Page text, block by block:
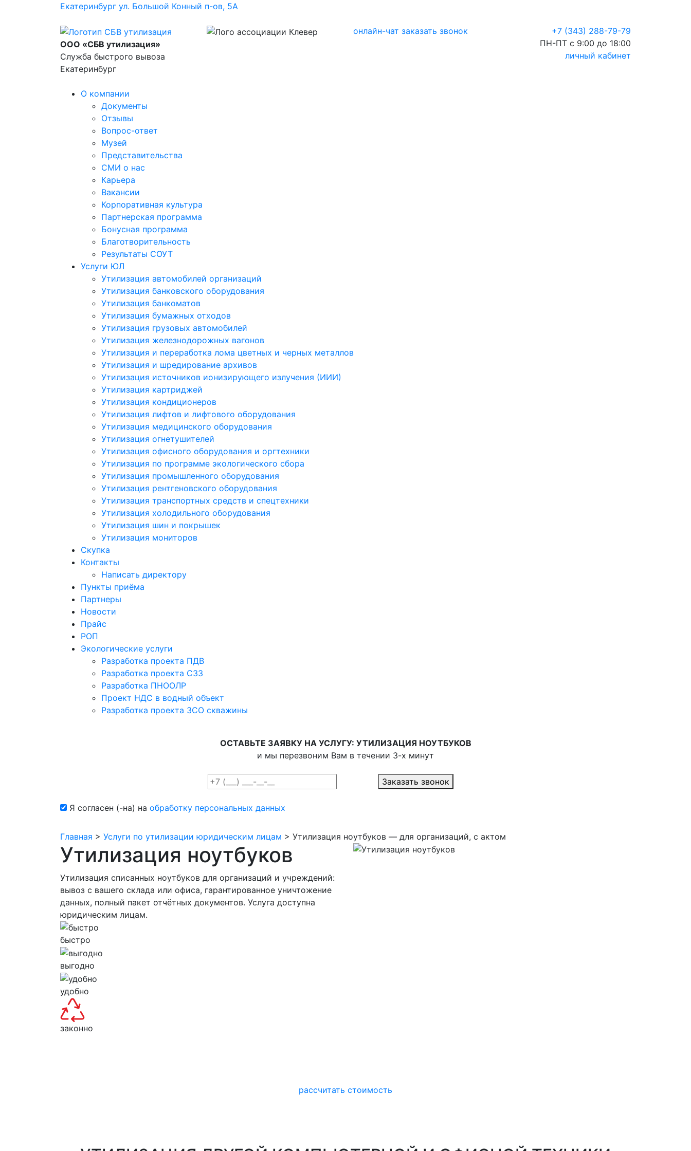
Екатеринбург ул. Большой Конный п-ов, 5А
ООО «СБВ утилизация»
Служба быстрого вывоза
Екатеринбург
онлайн-чат заказать звонок
+7 (343) 288-79-79
ПН-ПТ с 9:00 до 18:00
личный кабинет
О компании
Документы
Отзывы
Вопрос-ответ
Музей
Представительства
СМИ о нас
Карьера
Вакансии
Корпоративная культура
Партнерская программа
Бонусная программа
Благотворительность
Результаты СОУТ
Услуги ЮЛ
Утилизация автомобилей организаций
Утилизация банковского оборудования
Утилизация банкоматов
Утилизация бумажных отходов
Утилизация грузовых автомобилей
Утилизация железнодорожных вагонов
Утилизация и переработка лома цветных и черных металлов
Утилизация и шредирование архивов
Утилизация источников ионизирующего излучения (ИИИ)
Утилизация картриджей
Утилизация кондиционеров
Утилизация лифтов и лифтового оборудования
Утилизация медицинского оборудования
Утилизация огнетушителей
Утилизация офисного оборудования и оргтехники
Утилизация по программе экологического сбора
Утилизация промышленного оборудования
Утилизация рентгеновского оборудования
Утилизация транспортных средств и спецтехники
Утилизация холодильного оборудования
Утилизация шин и покрышек
Утилизация мониторов
Скупка
Контакты
Написать директору
Пункты приёма
Партнеры
Новости
Прайс
РОП
Экологические услуги
Разработка проекта ПДВ
Разработка проекта СЗЗ
Разработка ПНООЛР
Проект НДС в водный объект
Разработка проекта ЗСО скважины
ОСТАВЬТЕ ЗАЯВКУ НА УСЛУГУ: УТИЛИЗАЦИЯ НОУТБУКОВ
и мы перезвоним Вам в течении 3-х минут
Заказать звонок
Я согласен (-на) на обработку персональных данных
Главная > Услуги по утилизации юридическим лицам > Утилизация ноутбуков — для организаций, с актом
Утилизация ноутбуков
Утилизация списанных ноутбуков для организаций и учреждений:
вывоз с вашего склада или офиса, гарантированное уничтожение
данных, полный пакет отчётных документов. Услуга доступна
юридическим лицам.
быстро
выгодно
удобно
законно
рассчитать стоимость